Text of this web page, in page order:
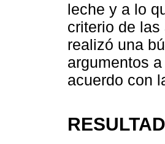
leche y a lo
criterio de
realizó una
argumentos
acuerdo con